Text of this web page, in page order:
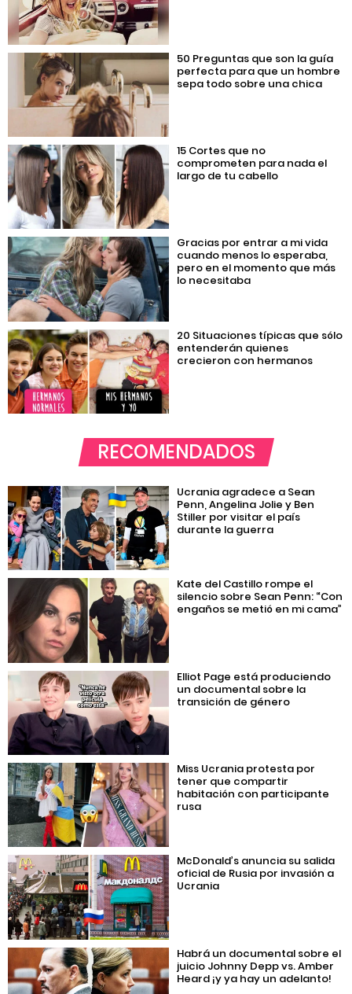
50 Preguntas que son la guía
perfecta para que un hombre
sepa todo sobre una chica
15 Cortes que no
comprometen para nada el
largo de tu cabello
Gracias por entrar a mi vida
cuando menos lo esperaba,
pero en el momento que más
lo necesitaba
20 Situaciones típicas que sólo
entenderán quienes
crecieron con hermanos
RECOMENDADOS
Ucrania agradece a Sean
Penn, Angelina Jolie y Ben
Stiller por visitar el país
durante la guerra
Kate del Castillo rompe el
silencio sobre Sean Penn: “Con
engaños se metió en mi cama”
Elliot Page está produciendo
un documental sobre la
transición de género
Miss Ucrania protesta por
tener que compartir
habitación con participante
rusa
McDonald’s anuncia su salida
oficial de Rusia por invasión a
Ucrania
Habrá un documental sobre el
juicio Johnny Depp vs. Amber
Heard ¡y ya hay un adelanto!